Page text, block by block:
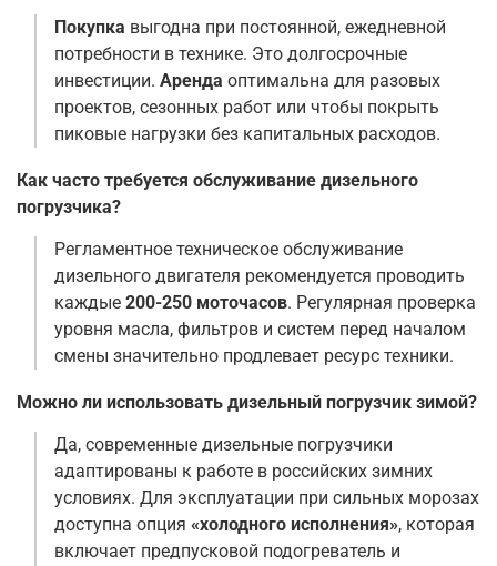
Покупка выгодна при постоянной, ежедневной
потребности в технике. Это долгосрочные
инвестиции. Аренда оптимальна для разовых
проектов, сезонных работ или чтобы покрыть
пиковые нагрузки без капитальных расходов.
Как часто требуется обслуживание дизельного
погрузчика?
Регламентное техническое обслуживание
дизельного двигателя рекомендуется проводить
каждые 200-250 моточасов. Регулярная проверка
уровня масла, фильтров и систем перед началом
смены значительно продлевает ресурс техники.
Можно ли использовать дизельный погрузчик зимой?
Да, современные дизельные погрузчики
адаптированы к работе в российских зимних
условиях. Для эксплуатации при сильных морозах
доступна опция «холодного исполнения», которая
включает предпусковой подогреватель и